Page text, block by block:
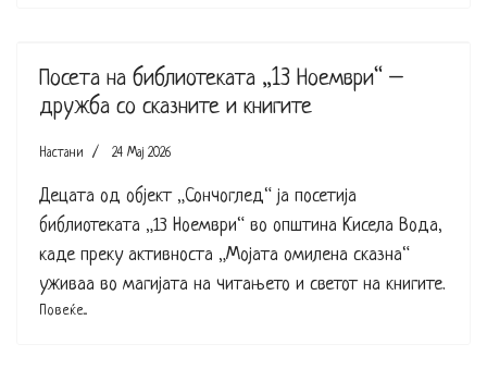
Посета на библиотеката „13 Ноември“ –
дружба со сказните и книгите
Настани 24 Мај 2026
Децата од објект „Сончоглед“ ја посетија
библиотеката „13 Ноември“ во општина Кисела Вода,
каде преку активноста „Мојата омилена сказна“
уживаа во магијата на читањето и светот на книгите.
Повеќе...